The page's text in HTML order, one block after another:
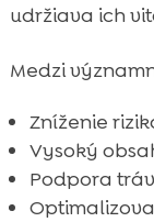
udržiava ich
Medzi
Zníženie
Vysoký
Podpora